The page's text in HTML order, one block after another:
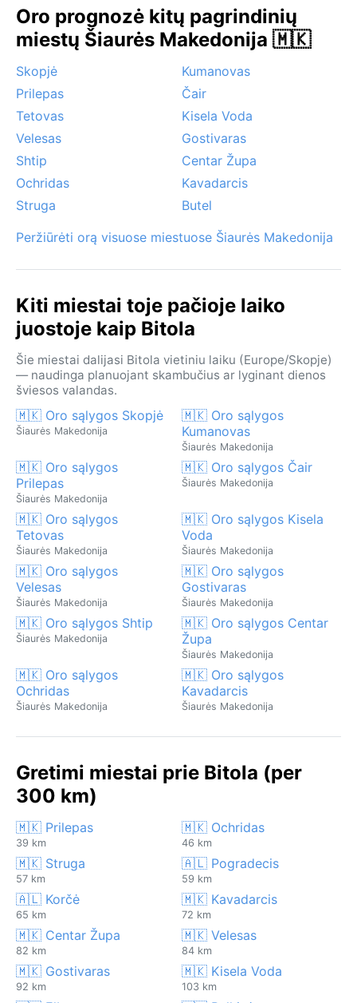
reiškinių verta paminėti rudeninį rūką slėniuose –
kartais jis užkloja visą miestą, sukurdamas mistišką
čia nėra – klimatas tolygus, tik su mėnesių
svyravimais.
Oro prognozė kitų pagrindinių
miestų Šiaurės Makedonija 🇲🇰
Skopjė
Kumanovas
Prilepas
Čair
Tetovas
Kisela Voda
Velesas
Gostivaras
Shtip
Centar Župa
Ochridas
Kavadarcis
Struga
Butel
Peržiūrėti orą visuose miestuose Šiaurės Makedonija
Kiti miestai toje pačioje laiko
juostoje kaip Bitola
Šie miestai dalijasi Bitola vietiniu laiku (Europe/Skopje)
— naudinga planuojant skambučius ar lyginant dienos
šviesos valandas.
🇲🇰 Oro sąlygos Skopjė
Šiaurės Makedonija
🇲🇰 Oro sąlygos
Kumanovas
Šiaurės Makedonija
🇲🇰 Oro sąlygos
Prilepas
Šiaurės Makedonija
🇲🇰 Oro sąlygos Čair
Šiaurės Makedonija
🇲🇰 Oro sąlygos
Tetovas
Šiaurės Makedonija
🇲🇰 Oro sąlygos Kisela
Voda
Šiaurės Makedonija
🇲🇰 Oro sąlygos
Velesas
Šiaurės Makedonija
🇲🇰 Oro sąlygos
Gostivaras
Šiaurės Makedonija
🇲🇰 Oro sąlygos Shtip
Šiaurės Makedonija
🇲🇰 Oro sąlygos Centar
Župa
Šiaurės Makedonija
🇲🇰 Oro sąlygos
Ochridas
Šiaurės Makedonija
🇲🇰 Oro sąlygos
Kavadarcis
Šiaurės Makedonija
Gretimi miestai prie Bitola (per
300 km)
🇲🇰 Prilepas
39 km
🇲🇰 Ochridas
46 km
🇲🇰 Struga
57 km
🇦🇱 Pogradecis
59 km
🇦🇱 Korčė
65 km
🇲🇰 Kavadarcis
72 km
🇲🇰 Centar Župa
82 km
🇲🇰 Velesas
84 km
🇲🇰 Gostivaras
92 km
🇲🇰 Kisela Voda
103 km